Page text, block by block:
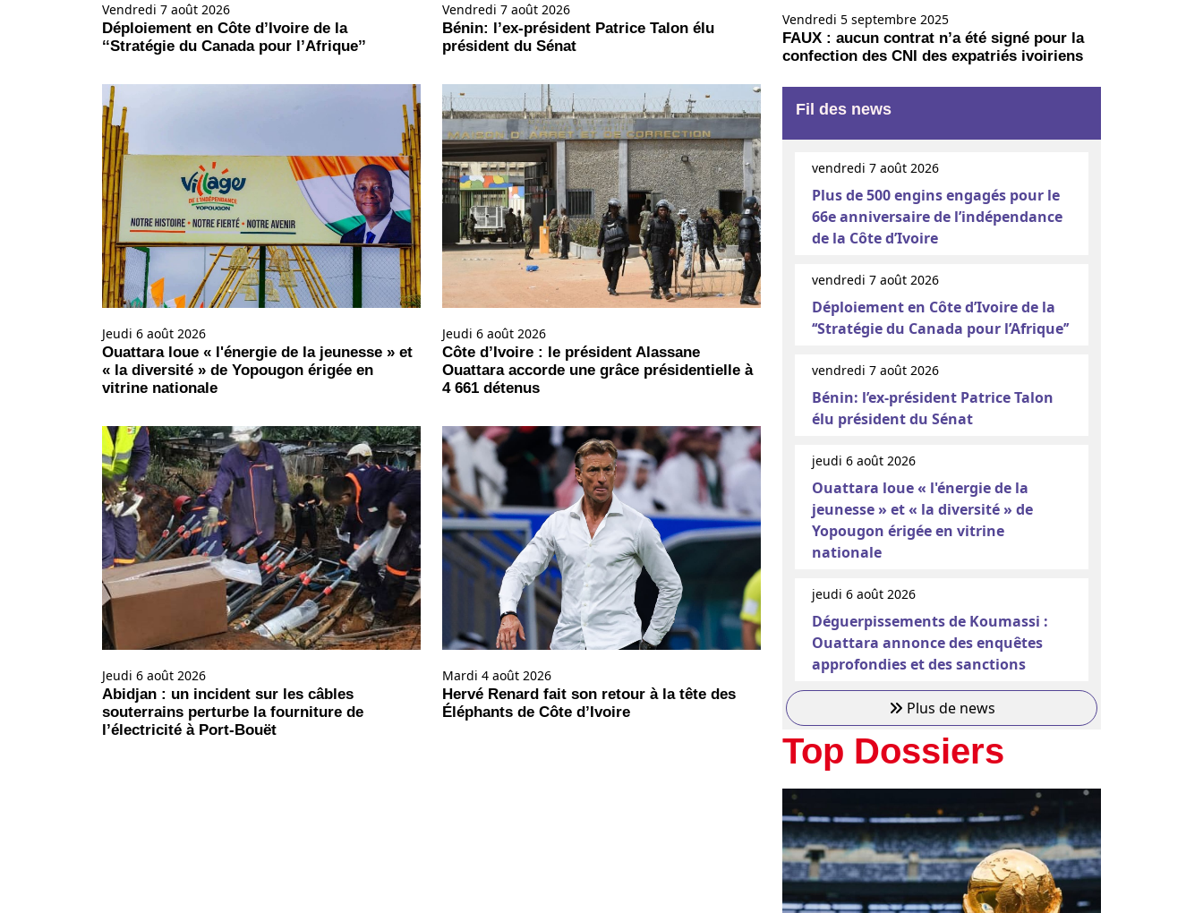
Vendredi 7 août 2026
Déploiement en Côte d’Ivoire de la
‘‘Stratégie du Canada pour l’Afrique’’
Vendredi 7 août 2026
Bénin: l’ex-président Patrice Talon élu
président du Sénat
Jeudi 6 août 2026
Ouattara loue « l'énergie de la jeunesse » et
« la diversité » de Yopougon érigée en
vitrine nationale
Jeudi 6 août 2026
Côte d’Ivoire : le président Alassane
Ouattara accorde une grâce présidentielle à
4 661 détenus
Jeudi 6 août 2026
Abidjan : un incident sur les câbles
souterrains perturbe la fourniture de
l’électricité à Port-Bouët
Mardi 4 août 2026
Hervé Renard fait son retour à la tête des
Éléphants de Côte d’Ivoire
Vendredi 5 septembre 2025
FAUX : aucun contrat n’a été signé pour la
confection des CNI des expatriés ivoiriens
Fil des news
vendredi 7 août 2026
Plus de 500 engins engagés pour le
66e anniversaire de l’indépendance
de la Côte d’Ivoire
vendredi 7 août 2026
Déploiement en Côte d’Ivoire de la
‘‘Stratégie du Canada pour l’Afrique’’
vendredi 7 août 2026
Bénin: l’ex-président Patrice Talon
élu président du Sénat
jeudi 6 août 2026
Ouattara loue « l'énergie de la
jeunesse » et « la diversité » de
Yopougon érigée en vitrine
nationale
jeudi 6 août 2026
Déguerpissements de Koumassi :
Ouattara annonce des enquêtes
approfondies et des sanctions
Plus de news
Top Dossiers